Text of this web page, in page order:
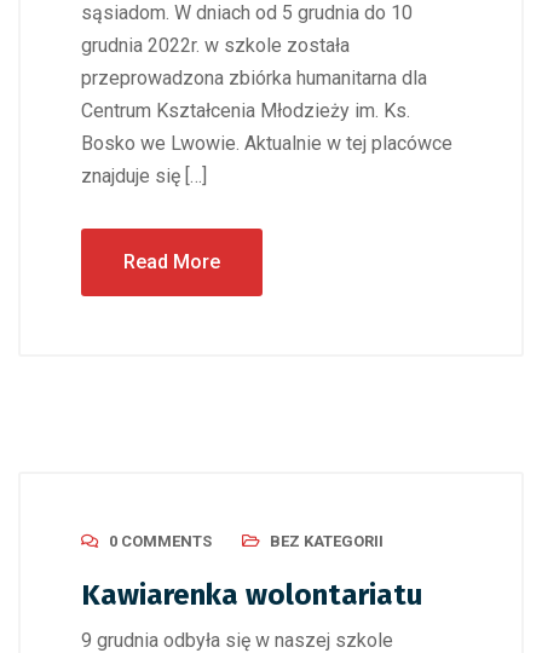
sąsiadom. W dniach od 5 grudnia do 10
grudnia 2022r. w szkole została
przeprowadzona zbiórka humanitarna dla
Centrum Kształcenia Młodzieży im. Ks.
Bosko we Lwowie. Aktualnie w tej placówce
znajduje się […]
Read More
0 COMMENTS BEZ KATEGORII
Kawiarenka wolontariatu
9 grudnia odbyła się w naszej szkole